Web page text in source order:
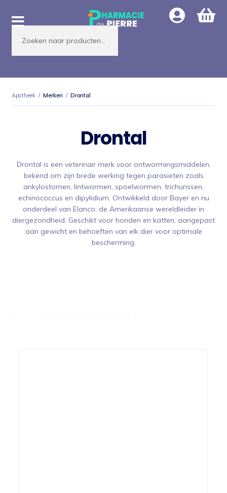
Ga
door
naar
navigatie
Ga
naar
inhoud
zoeken
Apotheek / Merken / Drontal
Drontal
Drontal is een veterinair merk voor ontwormingsmiddelen,
bekend om zijn brede werking tegen parasieten zoals
ankylostomen, lintwormen, spoelwormen, trichurissen,
echinococcus en dipylidium. Ontwikkeld door Bayer en nu
onderdeel van Elanco, de Amerikaanse wereldleider in
diergezondheid. Geschikt voor honden en katten, aangepast
aan gewicht en behoeften van elk dier voor optimale
bescherming.